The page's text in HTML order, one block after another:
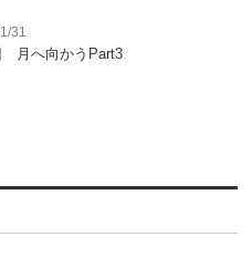
31
月へ向かうPart3